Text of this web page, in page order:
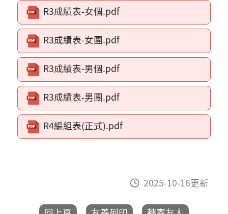
R3成績表-女個.pdf
R3成績表-女團.pdf
R3成績表-男個.pdf
R3成績表-男團.pdf
R4編組表(正式).pdf
2025-10-16更新